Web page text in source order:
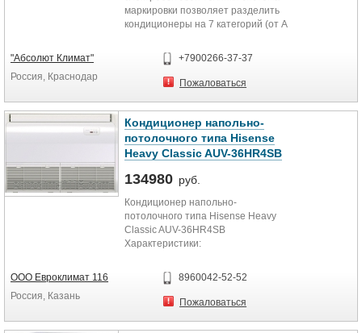
маркировки позволяет разделить
кондиционеры на 7 категорий (от A
энергопотребления. Аппаратам с
наилучшими показателями
энергопотребления присваивается
неэкономичными показателями
энергопотребления присваивается
маркировка G (красная стрелка на
маркировке).
"Абсолют Климат"
Россия, Краснодар
+7900266-37-37
Пожаловаться
Кондиционер напольно-
потолочного типа Hisense
Heavy Classic AUV-36HR4SB
134980 руб.
Кондиционер напольно-
потолочного типа Hisense Heavy
Classic AUV-36HR4SB​
Характеристики:
гальванизированной стали.
● Тонкий корпус блока – высота 19
ООО Евроклимат 116
Россия, Казань
8960042-52-52
Пожаловаться